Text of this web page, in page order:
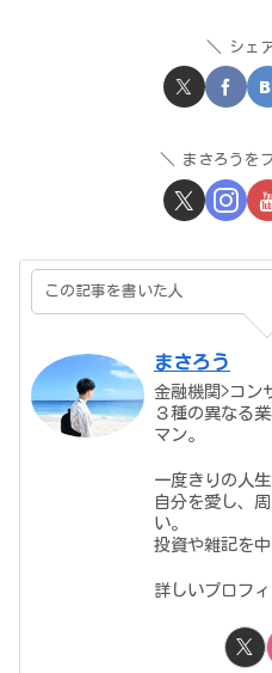
シェ
まさろうを
この記事を書いた人
まさろう
金融機関>コン
３種の異なる
マン。
一度きりの人生
自分を愛し、
い。
投資や雑記を
詳しいプロフ